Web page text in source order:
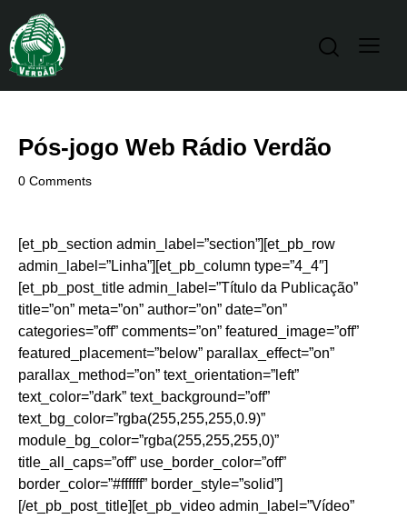
Pós-jogo Web Rádio Verdão
0 Comments
[et_pb_section admin_label=”section”][et_pb_row
admin_label=”Linha”][et_pb_column type=”4_4″]
[et_pb_post_title admin_label=”Título da Publicação”
title=”on” meta=”on” author=”on” date=”on”
categories=”off” comments=”on” featured_image=”off”
featured_placement=”below” parallax_effect=”on”
parallax_method=”on” text_orientation=”left”
text_color=”dark” text_background=”off”
text_bg_color=”rgba(255,255,255,0.9)”
module_bg_color=”rgba(255,255,255,0)”
title_all_caps=”off” use_border_color=”off”
border_color=”#ffffff” border_style=”solid”]
[/et_pb_post_title][et_pb_video admin_label=”Vídeo”